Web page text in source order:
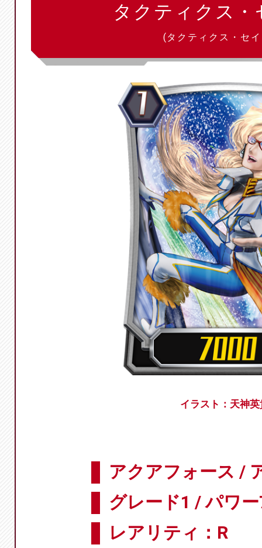
タクティクス・
(タクティクス・セ
イラスト：天神英
アクアフォース /
グレード1 / パワ
レアリティ：R